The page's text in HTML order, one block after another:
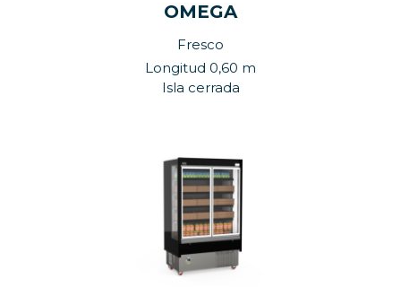
OMEGA
Fresco
Longitud 0,60 m
Isla cerrada